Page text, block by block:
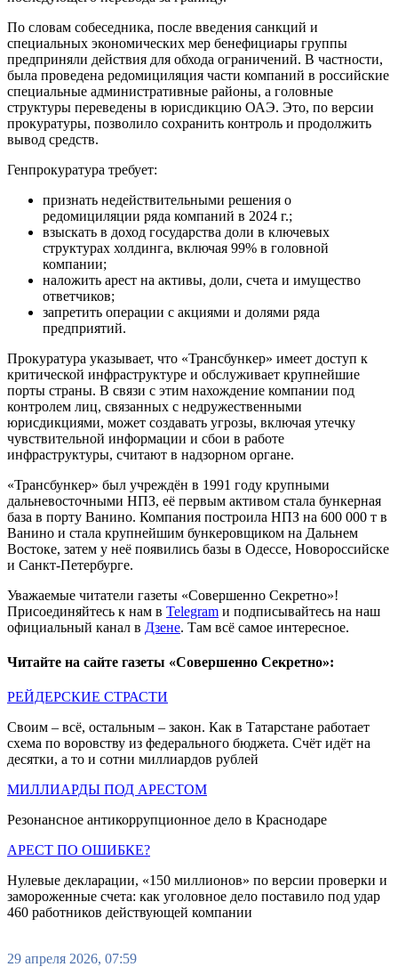
По словам собеседника, после введения санкций и
специальных экономических мер бенефициары группы
предприняли действия для обхода ограничений. В частности,
была проведена редомициляция части компаний в российские
специальные административные районы, а головные
структуры переведены в юрисдикцию ОАЭ. Это, по версии
прокуратуры, позволило сохранить контроль и продолжить
вывод средств.
Генпрокуратура требует:
признать недействительными решения о
редомициляции ряда компаний в 2024 г.;
взыскать в доход государства доли в ключевых
структурах холдинга, включая 99% в головной
компании;
наложить арест на активы, доли, счета и имущество
ответчиков;
запретить операции с акциями и долями ряда
предприятий.
Прокуратура указывает, что «Трансбункер» имеет доступ к
критической инфраструктуре и обслуживает крупнейшие
порты страны. В связи с этим нахождение компании под
контролем лиц, связанных с недружественными
юрисдикциями, может создавать угрозы, включая утечку
чувствительной информации и сбои в работе
инфраструктуры, считают в надзорном органе.
«Трансбункер» был учреждён в 1991 году крупными
дальневосточными НПЗ, её первым активом стала бункерная
база в порту Ванино. Компания построила НПЗ на 600 000 т в
Ванино и стала крупнейшим бункеровщиком на Дальнем
Востоке, затем у неё появились базы в Одессе, Новороссийске
и Санкт-Петербурге.
Уважаемые читатели газеты «Совершенно Секретно»!
Присоединяйтесь к нам в Telegram и подписывайтесь на наш
официальный канал в Дзене. Там всё самое интересное.
Читайте на сайте газеты «Совершенно Секретно»:
РЕЙДЕРСКИЕ СТРАСТИ
Своим – всё, остальным – закон. Как в Татарстане работает
схема по воровству из федерального бюджета. Счёт идёт на
десятки, а то и сотни миллиардов рублей
МИЛЛИАРДЫ ПОД АРЕСТОМ
Резонансное антикоррупционное дело в Краснодаре
АРЕСТ ПО ОШИБКЕ?
Нулевые декларации, «150 миллионов» по версии проверки и
замороженные счета: как уголовное дело поставило под удар
460 работников действующей компании
29 апреля 2026, 07:59